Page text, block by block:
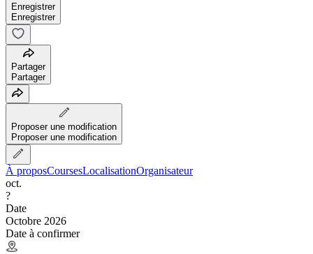
Enregistrer
Enregistrer
Partager
Partager
Proposer une modification
Proposer une modification
À proposCoursesLocalisationOrganisateur
oct.
?
Date
Octobre 2026
Date à confirmer